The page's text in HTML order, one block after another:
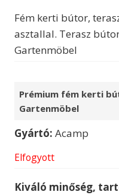
Fém kerti bútor,
asztallal. Terasz
Gartenmöbel
Prémium fém kerti
Gartenmöbel
Gyártó: Acamp
Elfogyott
Kiváló minőség,